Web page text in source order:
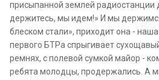
присыпанной землей радиостанции
держитесь, мы идем!» И мы
блеском стали», приходит она -
первого БТРа спрыгивает
ремнях, с полевой сумкой майор -
ребята молодцы, продержались. А